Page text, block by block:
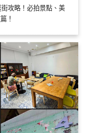
街攻略！必拍景點、美
！